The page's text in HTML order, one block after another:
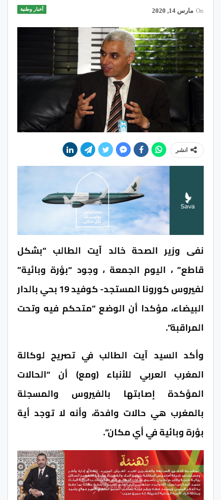
أخبار وطنية On مارس 14, 2020
انشر
نفى وزير الصحة خالد آيت الطالب “بشكل
قاطع” ، اليوم الجمعة ، وجود “بؤرة وبائية”
لفيروس كورونا المستجد- كوفيد 19 بحي بالدار
البيضاء، مؤكدا أن الوضع “متحكم فيه وتحت
المراقبة”.
وأكد السيد آيت الطالب في تصريح لوكالة
المغرب العربي للأنباء (ومع) أن “الحالات
المؤكدة إصابتها بالفيروس والمسجلة
بالمغرب هي حالات وافدة، وأنه لا توجد أية
بؤرة وبائية في أي مكان”.